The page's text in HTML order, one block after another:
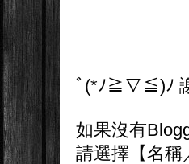
ﾞ(*ﾉ≧∇≦)ﾉ 謝
如果沒有
請選擇【名稱